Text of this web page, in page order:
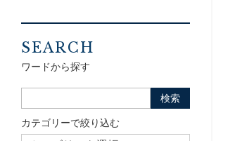
SEARCH
ワードから探す
カテゴリーで絞り込む